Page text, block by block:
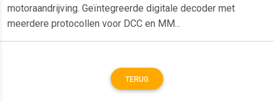
motoraandrijving. Geïntegreerde digitale decoder met
meerdere protocollen voor DCC en MM...
TERUG